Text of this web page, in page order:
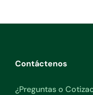
Contáctenos
¿Preguntas o